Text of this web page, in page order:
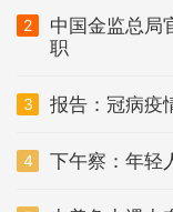
2
中国金监总局
职
3 报告：冠病疫
4 下午察：年轻